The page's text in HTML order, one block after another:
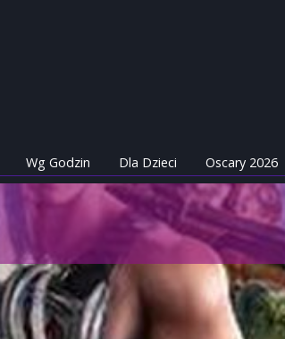
Wg Godzin Dla Dzieci Oscary 2026